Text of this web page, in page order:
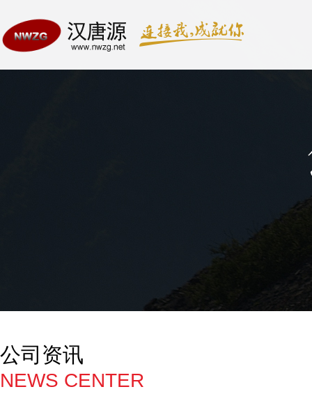
公司资讯
NEWS CENTER